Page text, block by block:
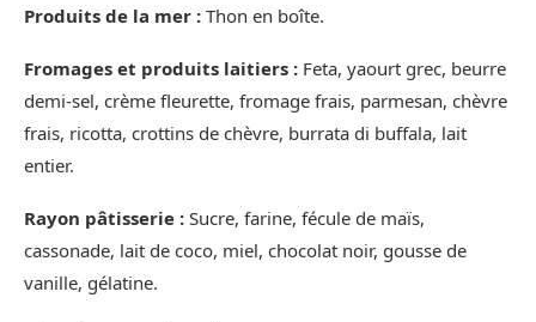
Produits de la mer : Thon en boîte.
Fromages et produits laitiers : Feta, yaourt grec, beurre
demi-sel, crème fleurette, fromage frais, parmesan, chèvre
frais, ricotta, crottins de chèvre, burrata di buffala, lait
entier.
Rayon pâtisserie : Sucre, farine, fécule de maïs,
cassonade, lait de coco, miel, chocolat noir, gousse de
vanille, gélatine.